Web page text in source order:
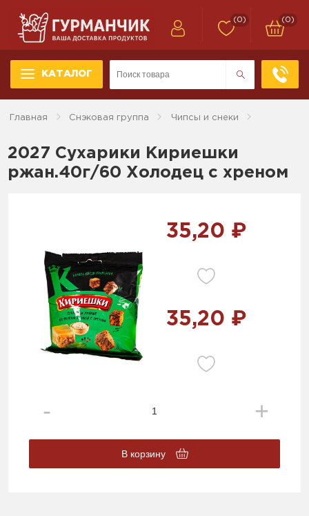
КАТАЛОГ
(0) (0)
Главная Снэковая группа Чипсы и снеки
2027 Сухарики Кириешки
ржан.40г/60 Холодец с хреном
35,20 ₽
35,20 ₽
В корзину